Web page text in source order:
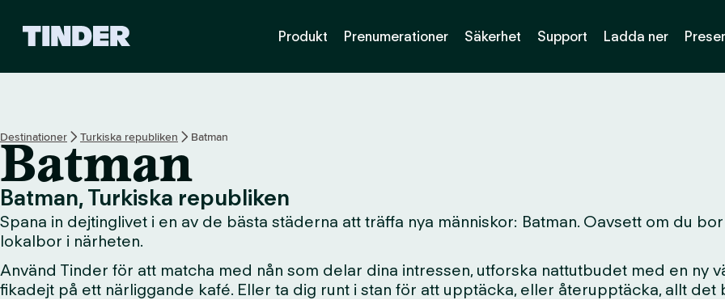
s
s
t
a
r
t
s
d
a
Produkt Prenumerationer Säkerhet Support Ladda ner
Destinationer Turkiska republiken Batman
Batman
Batman, Turkiska republiken
Spana in dejtinglivet i en av de bästa städerna att träffa nya människor: Batman. Oavsett om du
lokalbor i närheten.
Använd Tinder för att matcha med nån som delar dina intressen, utforska nattutbudet med en ny
fikadejt på ett närliggande kafé. Eller ta dig runt i stan för att upptäcka, eller återupptäcka, allt det